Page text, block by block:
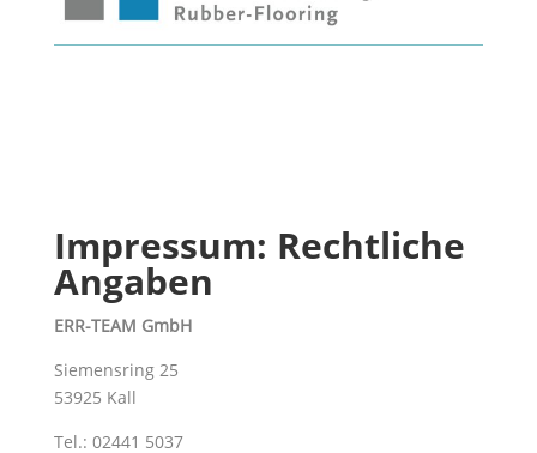
Impressum: Rechtliche
Angaben
ERR-TEAM GmbH
Siemensring 25
53925 Kall
Tel.: 02441 5037